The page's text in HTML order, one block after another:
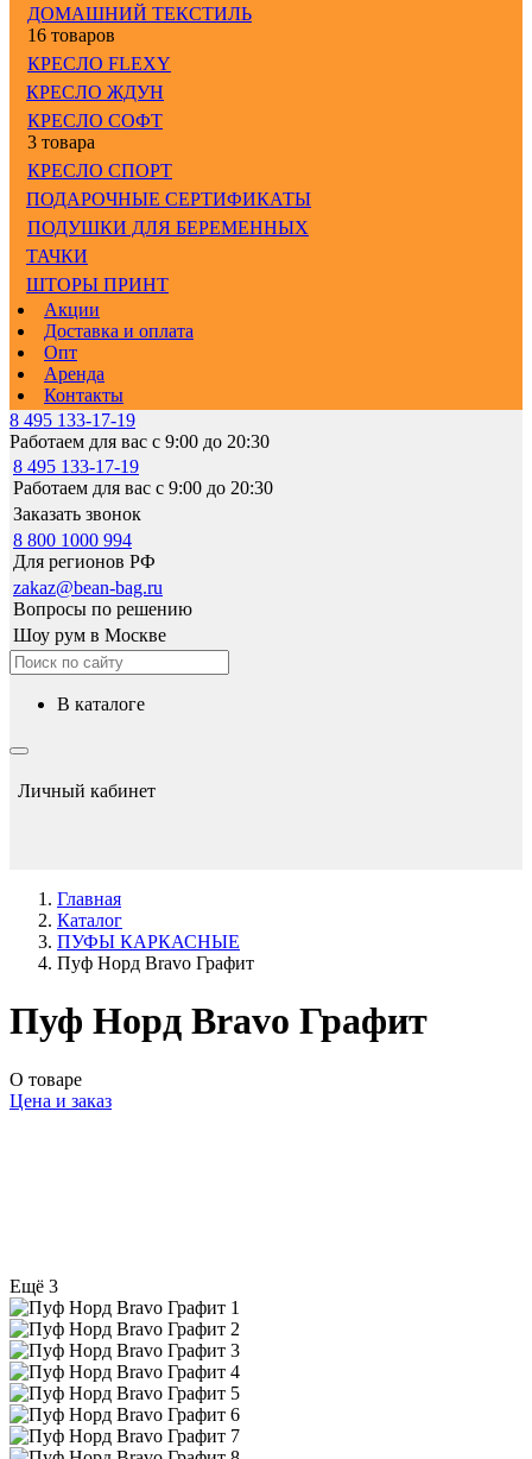
ДОМАШНИЙ ТЕКСТИЛЬ
16 товаров
КРЕСЛО FLEXY
КРЕСЛО ЖДУН
КРЕСЛО СОФТ
3 товара
КРЕСЛО СПОРТ
ПОДАРОЧНЫЕ СЕРТИФИКАТЫ
ПОДУШКИ ДЛЯ БЕРЕМЕННЫХ
ТАЧКИ
ШТОРЫ ПРИНТ
Акции
Доставка и оплата
Опт
Аренда
Контакты
8 495 133-17-19
Работаем для вас с 9:00 до 20:30
8 495 133-17-19
Работаем для вас с 9:00 до 20:30
Заказать звонок
8 800 1000 994
Для регионов РФ
zakaz@bean-bag.ru
Вопросы по решению
Шоу рум в Москве
в каталоге
Личный кабинет
Главная
Каталог
ПУФЫ КАРКАСНЫЕ
Пуф Норд Bravo Графит
Пуф Норд Bravo Графит
О товаре
Цена и заказ
Ещё 3